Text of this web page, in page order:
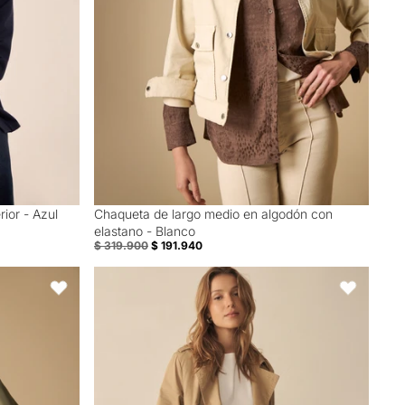
- Azul 40% Off
Chaqueta de largo medio en algodón con
elastano - Blanco
$ 319.900 $ 191.940
medio - Verde
Favoritos
Trench Azul Bahía con Cinturón Ajustable - Café
Favoritos